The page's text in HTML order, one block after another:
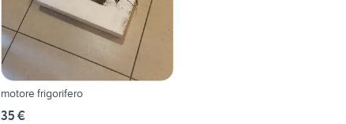
motore frigorifero
35 €